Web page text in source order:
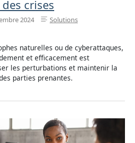
crises
2024
Solutions
naturelles ou de cyberattaques,
et efficacement est
les perturbations et maintenir la
parties prenantes.